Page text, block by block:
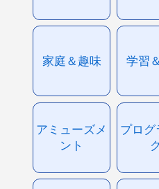
家庭＆趣味 学習
アミューズメ
ント
プログ